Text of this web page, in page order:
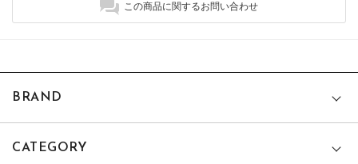
この商品に関するお問い合わせ
BRAND
CATEGORY